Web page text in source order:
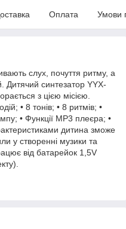
Оплата Умови
слух, почуття ритму, а
Дитячий синтезатор YYX-
з цією місією.
• 8 тонів; • 8 ритмів; •
• Функції МР3 плеєра; •
дитина зможе
у створенні музики та
від батарейок 1,5V